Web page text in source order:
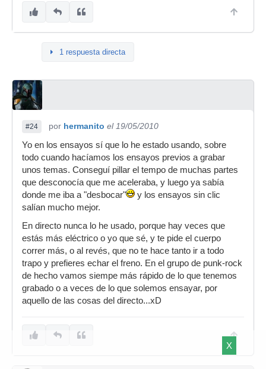
1 respuesta directa
#24 por hermanito el 19/05/2010
Yo en los ensayos sí que lo he estado usando, sobre
todo cuando hacíamos los ensayos previos a grabar
unos temas. Conseguí pillar el tempo de muchas partes
que desconocía que me aceleraba, y luego ya sabía
donde me iba a "desbocar"
y los ensayos sin clic
salían mucho mejor.
En directo nunca lo he usado, porque hay veces que
estás más eléctrico o yo que sé, y te pide el cuerpo
correr más, o al revés, que no te hace tanto ir a todo
trapo y prefieres echar el freno. En el grupo de punk-rock
de hecho vamos siempe más rápido de lo que tenemos
grabado o a veces de lo que solemos ensayar, por
aquello de las cosas del directo...xD
X